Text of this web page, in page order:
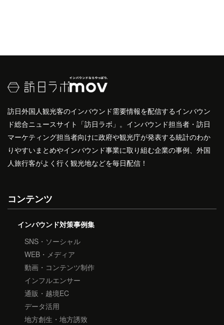
訪日外国人観光客のインバウンド需要情報を配信するインバウン
ド総合ニュースサイト「訪日ラボ」。インバウンド担当者・訪日
マーケティング担当者向けに政府や観光庁が発表する統計のわか
りやすいまとめやインバウンド事業に取り組む企業の事例、外国
人旅行客がよく行く観光地などを毎日配信！
コンテンツ
インバウンド対策事例集
SNS・ソーシャル
WEB・メディア
動画・コンテンツ制作
インフルエンサー
通販・越境EC
データ活用
地方創生・地方誘致